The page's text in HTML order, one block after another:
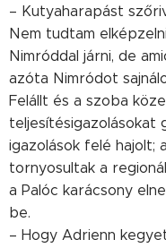
– Kutyaharapást
Nem tudtam
Nimróddal járni, de
azóta Nimródot
Felállt és a szoba
teljesítésigazolásokat
igazolások felé hajolt;
tornyosultak a
a Palóc karácsony
be.
– Hogy Adrienn